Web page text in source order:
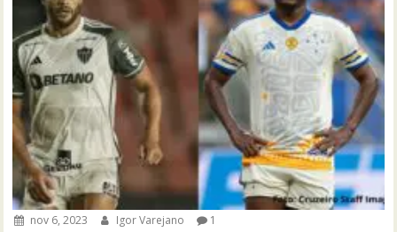
nov 6, 2023 Igor Varejano 1